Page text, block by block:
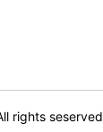
rights seserved